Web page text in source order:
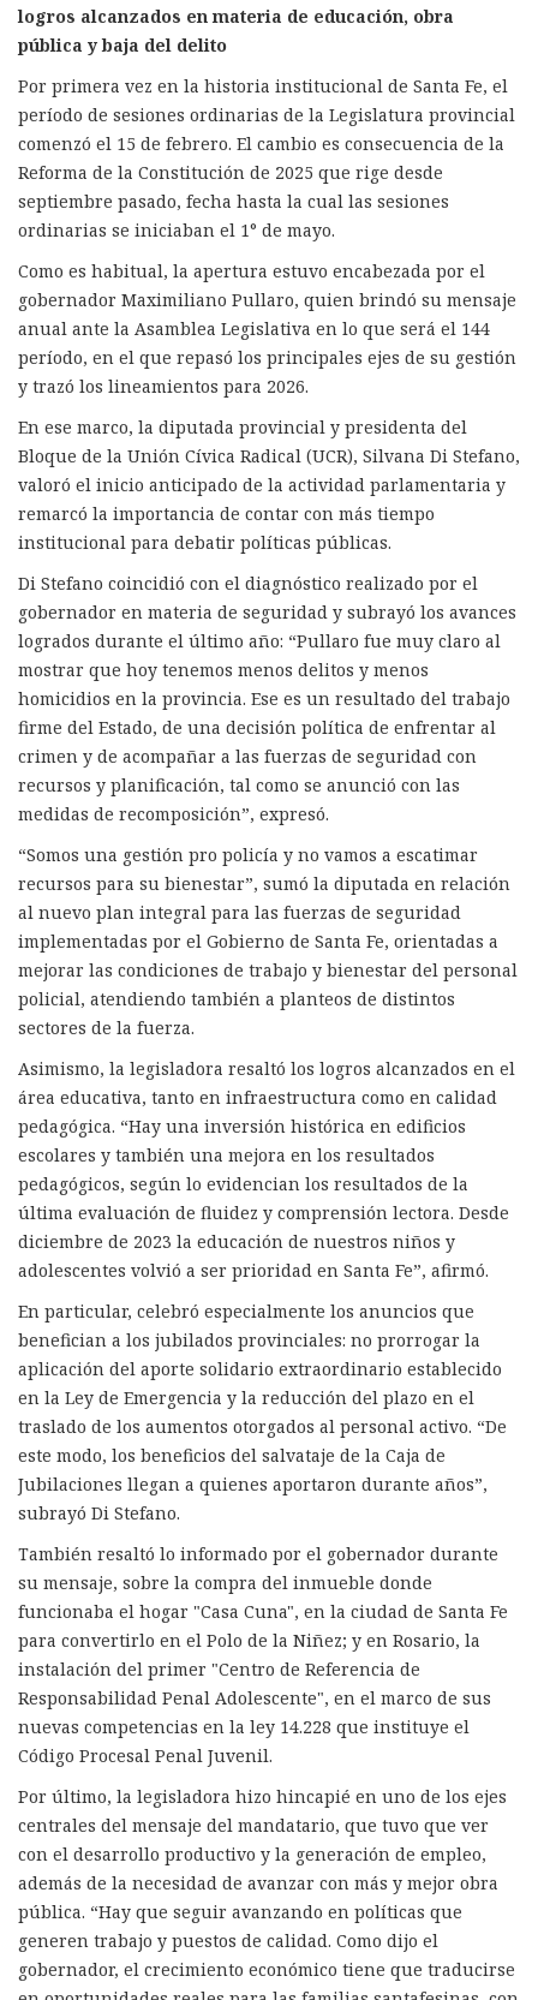
logros alcanzados en materia de educación, obra
pública y baja del delito
Por primera vez en la historia institucional de Santa Fe, el
período de sesiones ordinarias de la Legislatura provincial
comenzó el 15 de febrero. El cambio es consecuencia de la
Reforma de la Constitución de 2025 que rige desde
septiembre pasado, fecha hasta la cual las sesiones
ordinarias se iniciaban el 1° de mayo.
Como es habitual, la apertura estuvo encabezada por el
gobernador Maximiliano Pullaro, quien brindó su mensaje
anual ante la Asamblea Legislativa en lo que será el 144
período, en el que repasó los principales ejes de su gestión
y trazó los lineamientos para 2026.
En ese marco, la diputada provincial y presidenta del
Bloque de la Unión Cívica Radical (UCR), Silvana Di Stefano,
valoró el inicio anticipado de la actividad parlamentaria y
remarcó la importancia de contar con más tiempo
institucional para debatir políticas públicas.
Di Stefano coincidió con el diagnóstico realizado por el
gobernador en materia de seguridad y subrayó los avances
logrados durante el último año: “Pullaro fue muy claro al
mostrar que hoy tenemos menos delitos y menos
homicidios en la provincia. Ese es un resultado del trabajo
firme del Estado, de una decisión política de enfrentar al
crimen y de acompañar a las fuerzas de seguridad con
recursos y planificación, tal como se anunció con las
medidas de recomposición”, expresó.
“Somos una gestión pro policía y no vamos a escatimar
recursos para su bienestar”, sumó la diputada en relación
al nuevo plan integral para las fuerzas de seguridad
implementadas por el Gobierno de Santa Fe, orientadas a
mejorar las condiciones de trabajo y bienestar del personal
policial, atendiendo también a planteos de distintos
sectores de la fuerza.
Asimismo, la legisladora resaltó los logros alcanzados en el
área educativa, tanto en infraestructura como en calidad
pedagógica. “Hay una inversión histórica en edificios
escolares y también una mejora en los resultados
pedagógicos, según lo evidencian los resultados de la
última evaluación de fluidez y comprensión lectora. Desde
diciembre de 2023 la educación de nuestros niños y
adolescentes volvió a ser prioridad en Santa Fe”, afirmó.
En particular, celebró especialmente los anuncios que
benefician a los jubilados provinciales: no prorrogar la
aplicación del aporte solidario extraordinario establecido
en la Ley de Emergencia y la reducción del plazo en el
traslado de los aumentos otorgados al personal activo. “De
este modo, los beneficios del salvataje de la Caja de
Jubilaciones llegan a quienes aportaron durante años”,
subrayó Di Stefano.
También resaltó lo informado por el gobernador durante
su mensaje, sobre la compra del inmueble donde
funcionaba el hogar "Casa Cuna", en la ciudad de Santa Fe
para convertirlo en el Polo de la Niñez; y en Rosario, la
instalación del primer "Centro de Referencia de
Responsabilidad Penal Adolescente", en el marco de sus
nuevas competencias en la ley 14.228 que instituye el
Código Procesal Penal Juvenil.
Por último, la legisladora hizo hincapié en uno de los ejes
centrales del mensaje del mandatario, que tuvo que ver
con el desarrollo productivo y la generación de empleo,
además de la necesidad de avanzar con más y mejor obra
pública. “Hay que seguir avanzando en políticas que
generen trabajo y puestos de calidad. Como dijo el
gobernador, el crecimiento económico tiene que traducirse